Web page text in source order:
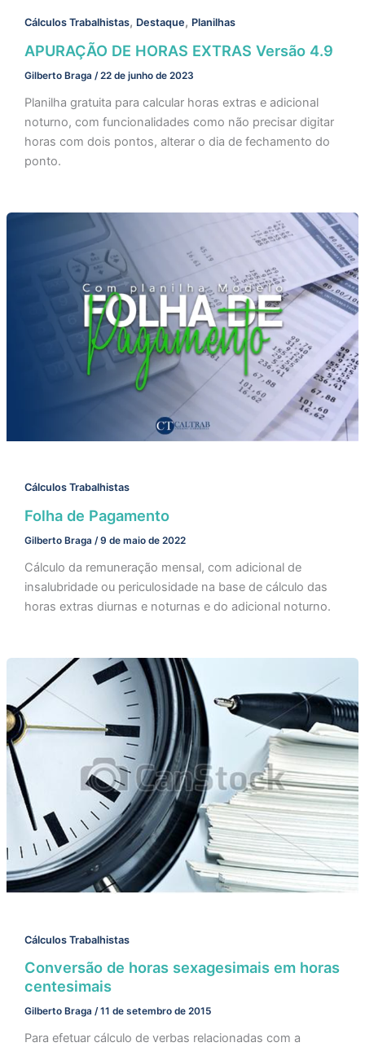
Cálculos Trabalhistas, Destaque, Planilhas
APURAÇÃO DE HORAS EXTRAS Versão 4.9
Gilberto Braga /22 de junho de 2023
Planilha gratuita para calcular horas extras e adicional
noturno, com funcionalidades como não precisar digitar
horas com dois pontos, alterar o dia de fechamento do
ponto.
Cálculos Trabalhistas
Folha de Pagamento
Gilberto Braga /9 de maio de 2022
Cálculo da remuneração mensal, com adicional de
insalubridade ou periculosidade na base de cálculo das
horas extras diurnas e noturnas e do adicional noturno.
Cálculos Trabalhistas
Conversão de horas sexagesimais em horas
centesimais
Gilberto Braga /11 de setembro de 2015
Para efetuar cálculo de verbas relacionadas com a